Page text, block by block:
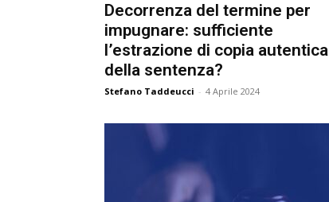
Decorrenza del termine per
impugnare: sufficiente
l’estrazione di copia autentica
della sentenza?
Stefano Taddeucci - 4 Aprile 2024